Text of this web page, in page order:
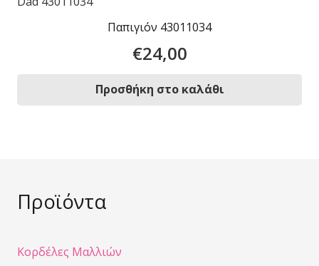
Παπιγιόν 43011034
€24,00
Προσθήκη στο καλάθι
Προϊόντα
Κορδέλες Μαλλιών